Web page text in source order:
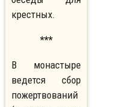
крестных.
***
В монастыре
ведется сбор
пожертвований